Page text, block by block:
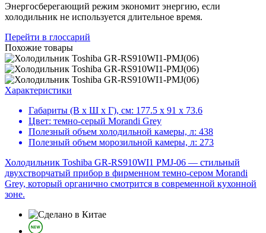
Энергосберегающий режим экономит энергию, если
холодильник не используется длительное время.
Перейти в глоссарий
Похожие товары
Характеристики
Габариты (В х Ш х Г), см: 177.5 х 91 х 73.6
Цвет: темно-серый Morandi Grey
Полезный объем холодильной камеры, л: 438
Полезный объем морозильной камеры, л: 273
Холодильник Toshiba GR-RS910WI1 PMJ-06 — стильный
двухстворчатый прибор в фирменном темно‑сером Morandi
Grey, который органично смотрится в современной кухонной
зоне.